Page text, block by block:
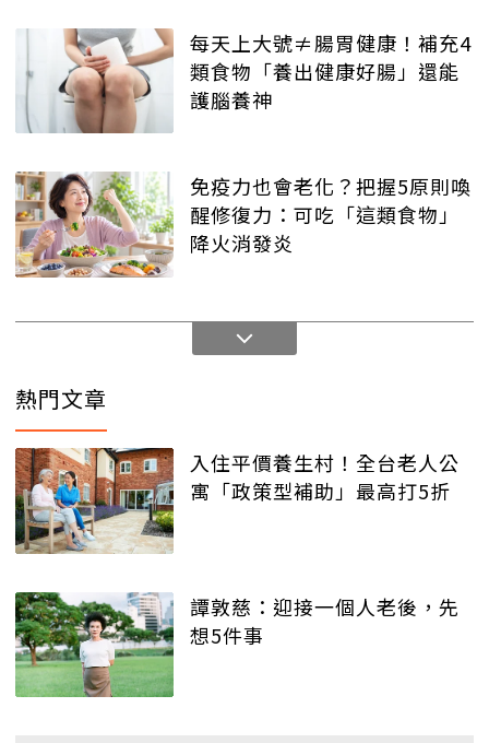
每天上大號≠腸胃健康！補充4
類食物「養出健康好腸」還能
護腦養神
免疫力也會老化？把握5原則喚
醒修復力：可吃「這類食物」
降火消發炎
熱門文章
入住平價養生村！全台老人公
寓「政策型補助」最高打5折
譚敦慈：迎接一個人老後，先
想5件事